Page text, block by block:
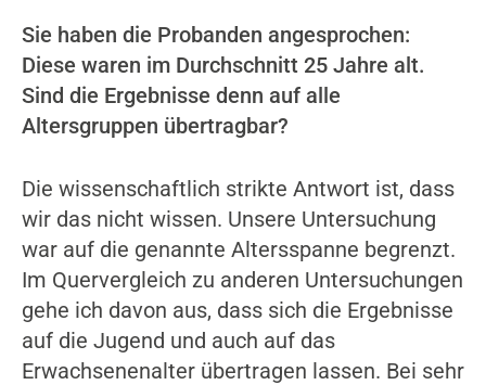
Sie haben die Probanden angesprochen:
Diese waren im Durchschnitt 25 Jahre alt.
Sind die Ergebnisse denn auf alle
Altersgruppen übertragbar?
Die wissenschaftlich strikte Antwort ist, dass
wir das nicht wissen. Unsere Untersuchung
war auf die genannte Altersspanne begrenzt.
Im Quervergleich zu anderen Untersuchungen
gehe ich davon aus, dass sich die Ergebnisse
auf die Jugend und auch auf das
Erwachsenenalter übertragen lassen. Bei sehr